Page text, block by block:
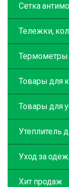
Сетка
Тележки,
Термометры
Товары для
Товары для
Утеплитель
Уход за
Хит продаж